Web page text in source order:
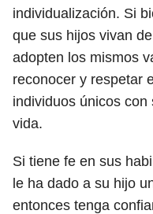
individualización. Si
que sus hijos vivan
adopten los mismos
reconocer y respetar
individuos únicos
vida.
Si tiene fe en sus
le ha dado a su hijo
entonces tenga